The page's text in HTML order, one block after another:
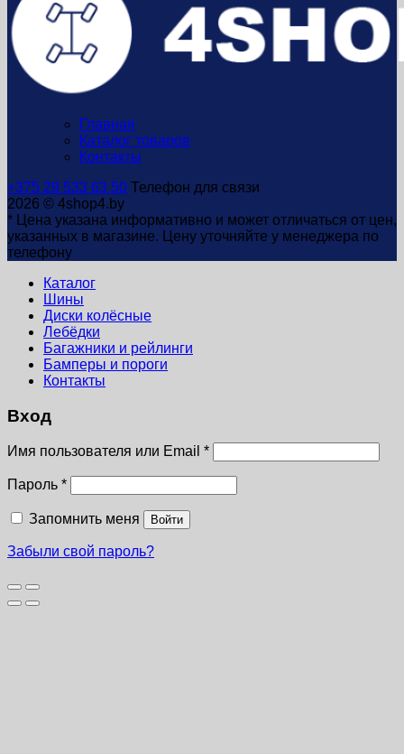
Главная
Каталог товаров
Контакты
+375 29 533 63 50 Телефон для связи
2026 © 4shop4.by
* Цена указана информативно и может отличаться от цен,
указанных в магазине. Цену уточняйте у менеджера по
телефону
Каталог
Шины
Диски колёсные
Лебёдки
Багажники и рейлинги
Бамперы и пороги
Контакты
Вход
Имя пользователя или Email *
Пароль *
Запомнить меня Войти
Забыли свой пароль?